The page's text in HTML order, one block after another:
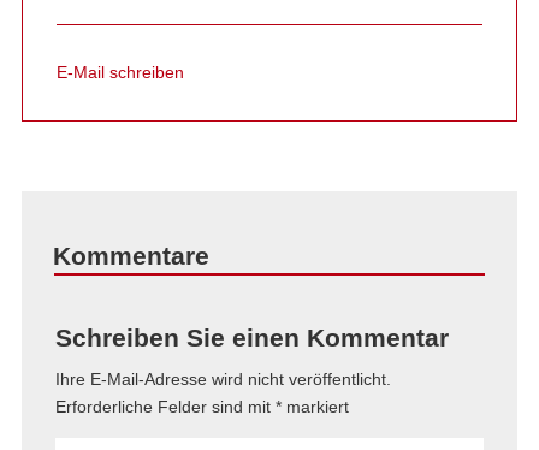
E-Mail schreiben
Kommentare
Schreiben Sie einen Kommentar
Ihre E-Mail-Adresse wird nicht veröffentlicht.
Erforderliche Felder sind mit *markiert